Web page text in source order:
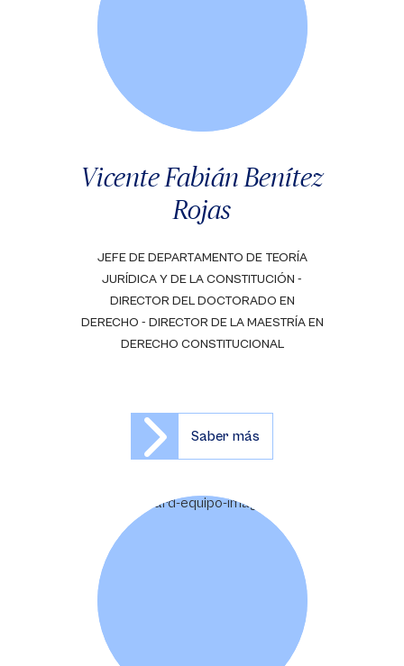
Vicente Fabián Benítez
Rojas
JEFE DE DEPARTAMENTO DE TEORÍA
JURÍDICA Y DE LA CONSTITUCIÓN -
DIRECTOR DEL DOCTORADO EN
DERECHO - DIRECTOR DE LA MAESTRÍA EN
DERECHO CONSTITUCIONAL
Saber más